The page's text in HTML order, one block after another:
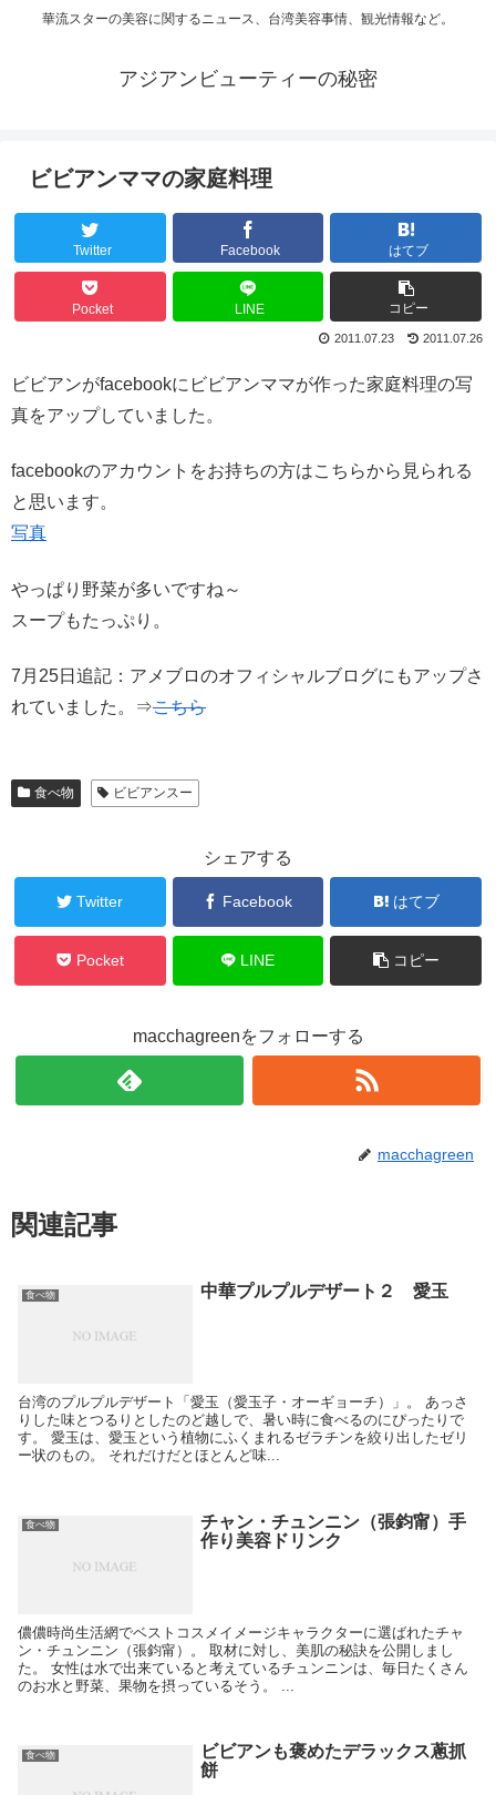
華流スターの美容に関するニュース、台湾美容事情、観光情報など。
アジアンビューティーの秘密
ビビアンママの家庭料理
Twitter Facebook はてブ
Pocket LINE コピー
2011.07.23 2011.07.26
ビビアンがfacebookにビビアンママが作った家庭料理の写
真をアップしていました。
facebookのアカウントをお持ちの方はこちらから見られる
と思います。
写真
やっぱり野菜が多いですね～
スープもたっぷり。
7月25日追記：アメブロのオフィシャルブログにもアップさ
れていました。⇒こちら
食べ物 ビビアンスー
シェアする
Twitter Facebook はてブ
Pocket LINE コピー
macchagreenをフォローする
macchagreen
関連記事
食べ物 中華プルプルデザート２ 愛玉
台湾のプルプルデザート「愛玉（愛玉子・オーギョーチ）」。 あっさ
りした味とつるりとしたのど越しで、暑い時に食べるのにぴったりで
す。 愛玉は、愛玉という植物にふくまれるゼラチンを絞り出したゼリ
ー状のもの。 それだけだとほとんど味...
食べ物
チャン・チュンニン（張鈞甯）手
作り美容ドリンク
儂儂時尚生活網でベストコスメイメージキャラクターに選ばれたチャ
ン・チュンニン（張鈞甯）。 取材に対し、美肌の秘訣を公開しまし
た。 女性は水で出来ていると考えているチュンニンは、毎日たくさん
のお水と野菜、果物を摂っているそう。 ...
食べ物
ビビアンも褒めたデラックス蔥抓
餅